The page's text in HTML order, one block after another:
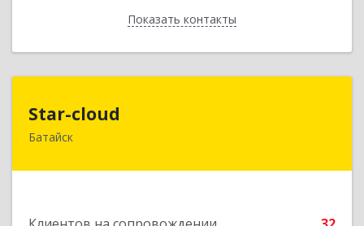
Показать контакты
Назад
Star-cloud
Батайск
346880, Ростовская обл, Батайск г, Фермерская